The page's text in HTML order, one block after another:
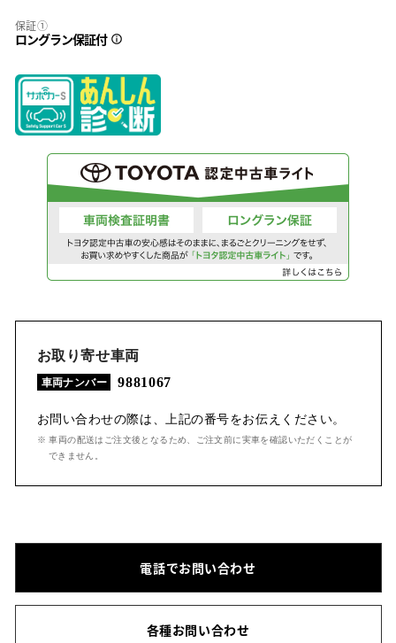
保証①
ロングラン保証付
お取り寄せ車両
車両ナンバー 9881067
お問い合わせの際は、上記の番号をお伝えください。
※ 車両の配送はご注文後となるため、ご注文前に実車を確認いただくことが
できません。
電話でお問い合わせ
各種お問い合わせ